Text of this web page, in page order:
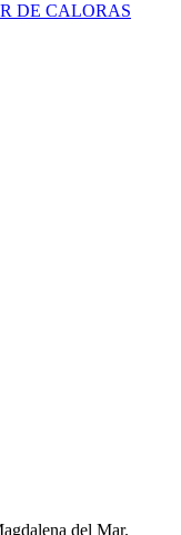
DE CALORAS
del Mar.